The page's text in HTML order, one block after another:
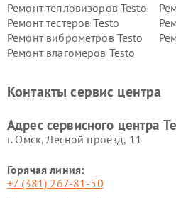
Ремонт тепловизоров Testo
Ремонт тестеров Testo
Ремонт виброметров Testo
Ремонт влагомеров Testo
Контакты сервис центра
Адрес сервисного центра
г. Омск, ​Лесной проезд, 11
Горячая линия:
+7 (381) 267-81-50